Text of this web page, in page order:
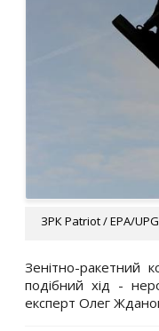
ЗРК Patriot / EPA/UPG
Зенітно-ракетний
подібний хід -
експерт Олег